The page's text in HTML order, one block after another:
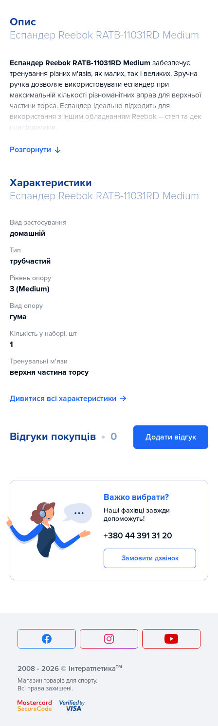
Опис
Еспандер Reebok RATB-11031RD Medium
Еспандер Reebok RATB-11031RD Medium забезпечує
тренування різних м'язів, як малих, так і великих. Зручна
ручка дозволяє використовувати еспандер при
максимальній кількості різноманітних вправ для верхньої
частини торса. Еспандер ідеально підходить для
використання з іншим обладнанням Reebok – степ та дек
платформами.
Розгорнути
Характеристики
Еспандер Reebok RATB-11031RD Medium
Вид застосування
домашній
Тип
трубчастий
Рівень опору
3 (Medium)
Вид опору
гума
Кількість у наборі, шт
1
Тренувальні м'язи
верхня частина торсу
Дивитися всі характеристики
Відгуки покупців 0 Додати відгук
Важко вибрати?
Наші фахівці завжди
допоможуть!
+380 44 391 31 20
Замовити дзвінок
2008 - 2026 © Інтератлетикатм
Магазин товарів для спорту.
Всі права захищені.